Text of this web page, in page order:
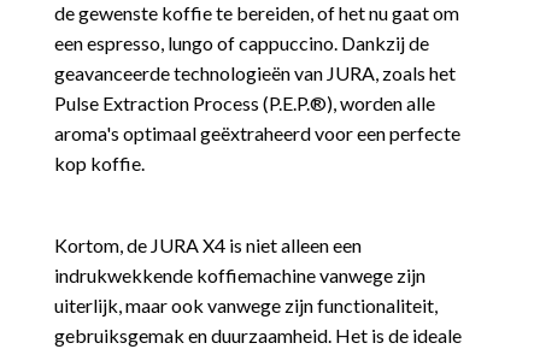
de gewenste koffie te bereiden, of het nu gaat om
een espresso, lungo of cappuccino. Dankzij de
geavanceerde technologieën van JURA, zoals het
Pulse Extraction Process (P.E.P.®), worden alle
aroma's optimaal geëxtraheerd voor een perfecte
kop koffie.
Kortom, de JURA X4 is niet alleen een
indrukwekkende koffiemachine vanwege zijn
uiterlijk, maar ook vanwege zijn functionaliteit,
gebruiksgemak en duurzaamheid. Het is de ideale